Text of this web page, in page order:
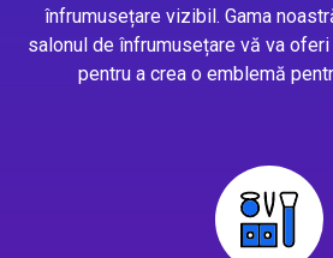
înfrumusețare vizibil. Gama
salonul de înfrumusețare vă va
pentru a crea o emblemă